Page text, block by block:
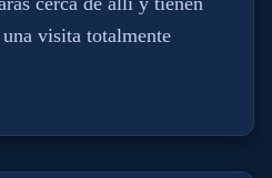
visita totalmente